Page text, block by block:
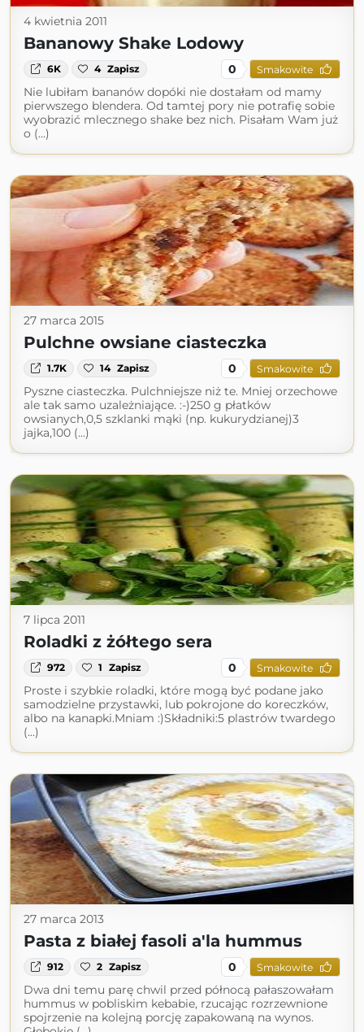
4 kwietnia 2011
Bananowy Shake Lodowy
6K 4 Zapisz 0 Smakowite
Nie lubiłam bananów dopóki nie dostałam od mamy
pierwszego blendera. Od tamtej pory nie potrafię sobie
wyobrazić mlecznego shake bez nich. Pisałam Wam już
o (...)
27 marca 2015
Pulchne owsiane ciasteczka
1.7K 14 Zapisz 0 Smakowite
Pyszne ciasteczka. Pulchniejsze niż te. Mniej orzechowe
ale tak samo uzależniające. :-)250 g płatków
owsianych,0,5 szklanki mąki (np. kukurydzianej)3
jajka,100 (...)
7 lipca 2011
Roladki z żółtego sera
972 1 Zapisz 0 Smakowite
Proste i szybkie roladki, które mogą być podane jako
samodzielne przystawki, lub pokrojone do koreczków,
albo na kanapki.Mniam :)Składniki:5 plastrów twardego
(...)
27 marca 2013
Pasta z białej fasoli a'la hummus
912 2 Zapisz 0 Smakowite
Dwa dni temu parę chwil przed północą pałaszowałam
hummus w pobliskim kebabie, rzucając rozrzewnione
spojrzenie na kolejną porcję zapakowaną na wynos.